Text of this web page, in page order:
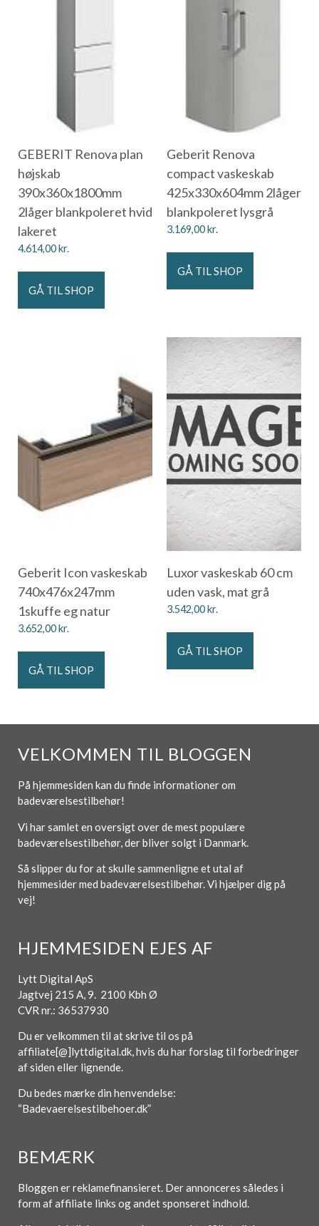
GEBERIT Renova plan
højskab
390x360x1800mm
2låger blankpoleret hvid
lakeret
4.614,00kr.
GÅ TIL SHOP
Geberit Renova
compact vaskeskab
425x330x604mm 2låger
blankpoleret lysgrå
3.169,00kr.
GÅ TIL SHOP
Geberit Icon vaskeskab
740x476x247mm
1skuffe eg natur
3.652,00kr.
GÅ TIL SHOP
Luxor vaskeskab 60 cm
uden vask, mat grå
3.542,00kr.
GÅ TIL SHOP
VELKOMMEN TIL BLOGGEN
På hjemmesiden kan du finde informationer om
badeværelsestilbehør!
Vi har samlet en oversigt over de mest populære
badeværelsestilbehør, der bliver solgt i Danmark.
Så slipper du for at skulle sammenligne et utal af
hjemmesider med badeværelsestilbehør. Vi hjælper dig på
vej!
HJEMMESIDEN EJES AF
Lytt Digital ApS
Jagtvej 215 A, 9. 2100 Kbh Ø
CVR nr.: 36537930
Du er velkommen til at skrive til os på
affiliate[@]lyttdigital.dk, hvis du har forslag til forbedringer
af siden eller lignende.
Du bedes mærke din henvendelse:
“Badevaerelsestilbehoer.dk”
BEMÆRK
Bloggen er reklamefinansieret. Der annonceres således i
form af affiliate links og andet sponseret indhold.